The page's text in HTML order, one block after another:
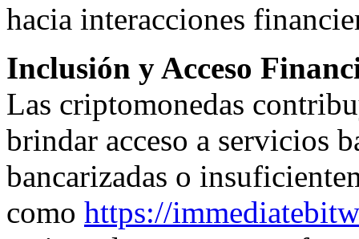
hacia interacciones
Inclusión y Acceso
Las criptomonedas
brindar acceso a servicios
bancarizadas o
como https://